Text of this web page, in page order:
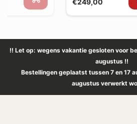
€249,00
!! Let op: wegens vakantie gesloten voor
augustus !!
Bestellingen geplaatst tussen 7 en 17
augustus verwerkt